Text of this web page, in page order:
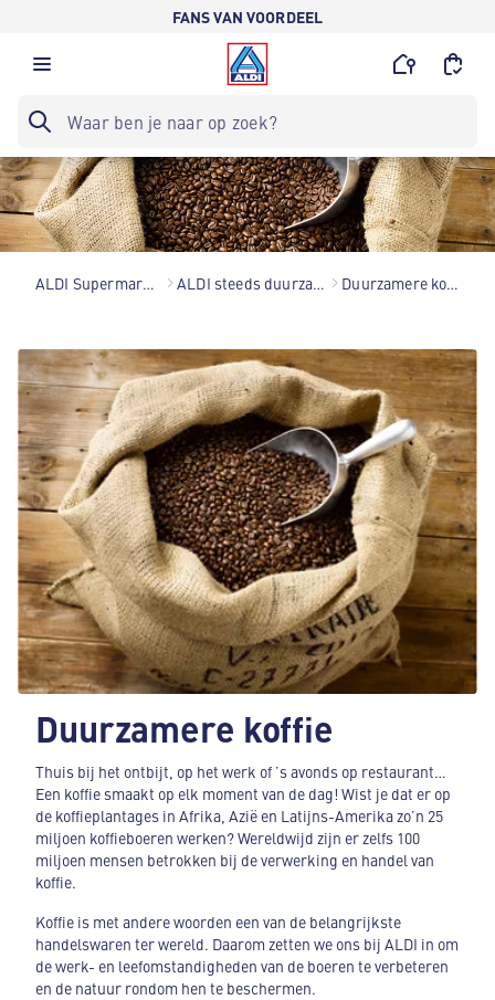
FANS VAN VOORDEEL
ALDI Supermarkten ALDI steeds duurzamer Duurzamere koffie
Duurzamere koffie
Thuis bij het ontbijt, op het werk of ’s avonds op restaurant…
Een koffie smaakt op elk moment van de dag! Wist je dat er op
de koffieplantages in Afrika, Azië en Latijns-Amerika zo’n 25
miljoen koffieboeren werken? Wereldwijd zijn er zelfs 100
miljoen mensen betrokken bij de verwerking en handel van
koffie.
Koffie is met andere woorden een van de belangrijkste
handelswaren ter wereld. Daarom zetten we ons bij ALDI in om
de werk- en leefomstandigheden van de boeren te verbeteren
en de natuur rondom hen te beschermen.